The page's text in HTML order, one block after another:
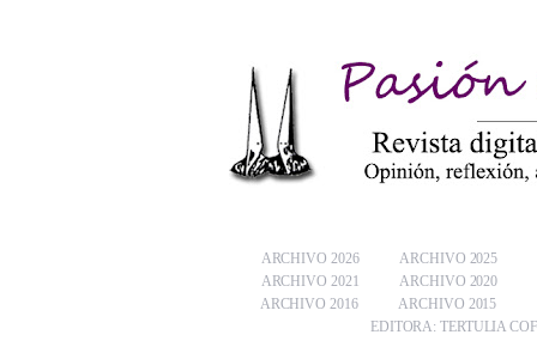
ARCHIVO 2026
ARCHIVO 2025
ARCHIVO 2021
ARCHIVO 2020
ARCHIVO 2016
ARCHIVO 2015
EDITORA: TERTULIA